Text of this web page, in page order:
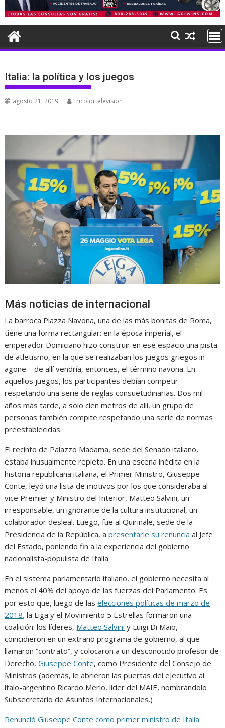
Italia: la política y los juegos
agosto 21, 2019 tricolortelevision
Más noticias de internacional
La barroca Piazza Navona, una de las más bonitas de Roma,
tiene una forma rectangular: en la época imperial, el
emperador Domiciano hizo construir en ese espacio una pista
de atletismo, en la que se realizaban los juegos griegos in
agone – de allí vendría, entonces, el término navona. En
aquellos juegos, los participantes debían competir
respetando una serie de reglas consuetudinarias. Dos mil
años más tarde, a solo cien metros de allí, un grupo de
personas también compite respetando una serie de normas
preestablecidas.
El recinto de Palazzo Madama, sede del Senado italiano,
estaba inusualmente repleto. En una escena inédita en la
historia republicana italiana, el Primer Ministro, Giuseppe
Conte, leyó una lista de motivos por los que consideraba al
vice Premier y Ministro del Interior, Matteo Salvini, un
irresponsable, un ignorante de la cultura institucional, un
colaborador desleal. Luego, fue al Quirinale, sede de la
Presidencia de la República, apresentarle su renuncia al Jefe
del Estado, poniendo fin a la experiencia del gobierno
nacionalista-populista de Italia.
En el sistema parlamentario italiano, el gobierno necesita al
menos el 40% del apoyo de las fuerzas del Parlamento. Es
por esto que, luego de laselecciones políticas de marzo de
2018, la Liga y el Movimiento 5 Estrellas formaron una
coalición: los líderes, Matteo Salvini y Luigi Di Maio,
coincidieron en un extraño programa de gobierno, al que
llamaron “contrato”, y colocaron a un desconocido profesor de
Derecho,Giuseppe Conte, como Presidente del Consejo de
Ministros (además, le abrieron las puertas del ejecutivo al
ítalo-argentino Ricardo Merlo, líder del MAIE, nombrándolo
Subsecretario de Asuntos Internacionales.)
Renunció Giuseppe Conte como primer ministro de Italia